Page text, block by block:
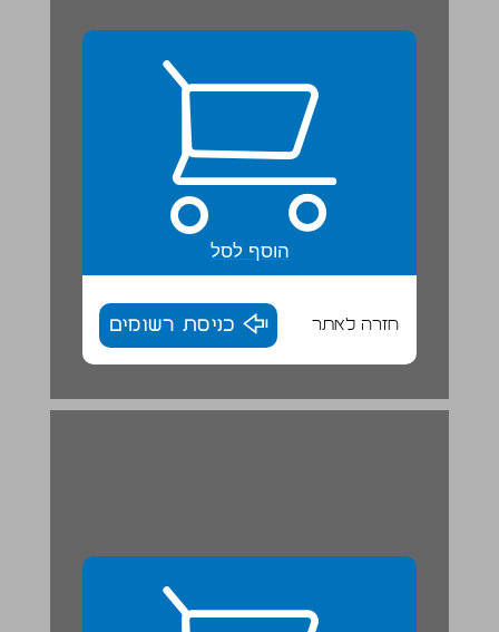
הוסף לסל
חזרה לאתר כניסת רשומים